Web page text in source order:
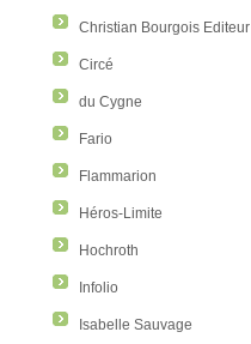
Christian Bourgois Editeur
Circé
du Cygne
Fario
Flammarion
Héros-Limite
Hochroth
Infolio
Isabelle Sauvage